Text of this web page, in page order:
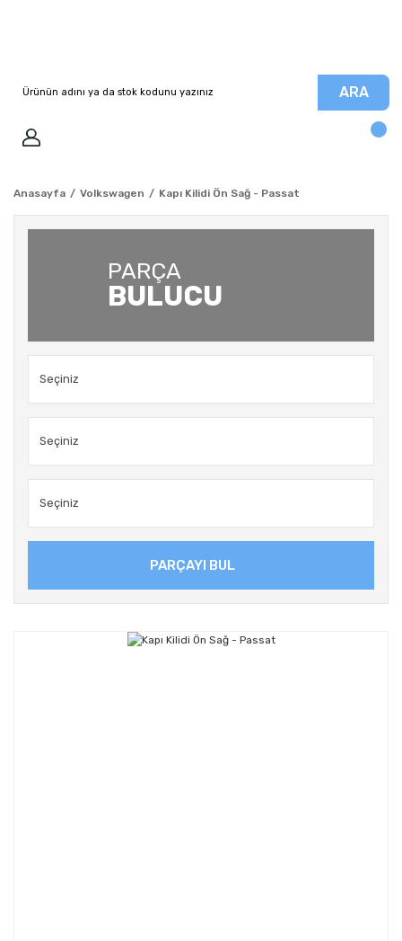
ARA
Anasayfa Volkswagen Kapı Kilidi Ön Sağ - Passat
PARÇA
BULUCU
PARÇAYI BUL